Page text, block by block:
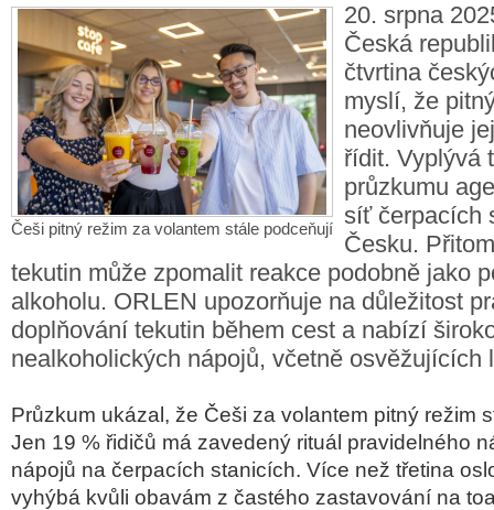
Češi pitný režim za volantem stále podceňují
20. srpna
Česká
čtvrtina
myslí, že
neovlivňuje
řídit. Vyplývá
průzkumu
síť čerpacích
Česku.
tekutin může zpomalit reakce podobně jako
alkoholu. ORLEN upozorňuje na důležitost
doplňování tekutin během cest a nabízí
nealkoholických nápojů, včetně osvěžujících
Průzkum ukázal, že Češi za volantem pitný režim
Jen 19 % řidičů má zavedený rituál pravidelného
nápojů na čerpacích stanicích. Více než třetina
vyhýbá kvůli obavám z častého zastavování na